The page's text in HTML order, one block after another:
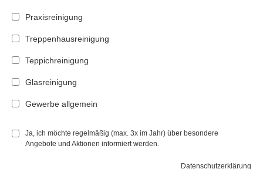
Praxisreinigung
Treppenhausreinigung
Teppichreinigung
Glasreinigung
Gewerbe allgemein
Ja, ich möchte regelmäßig (max. 3x im Jahr) über besondere
Angebote und Aktionen informiert werden.
Datenschutzerklärung